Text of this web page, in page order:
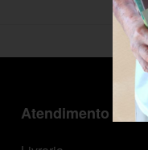
Atendimento ao